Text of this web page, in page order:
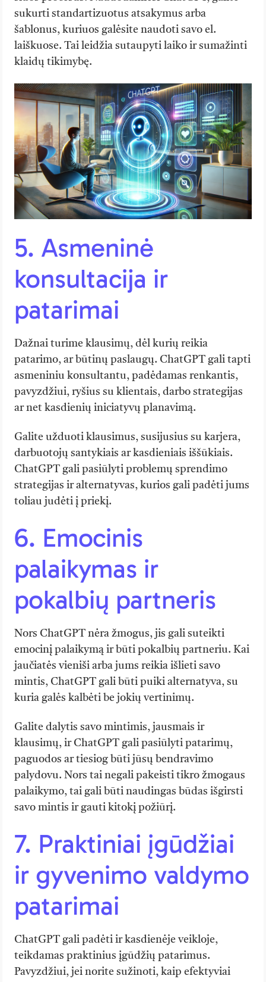
sukurti standartizuotus atsakymus arba
šablonus, kuriuos galėsite naudoti savo el.
laiškuose. Tai leidžia sutaupyti laiko ir sumažinti
klaidų tikimybę.
5. Asmeninė
konsultacija ir
patarimai
Dažnai turime klausimų, dėl kurių reikia
patarimo, ar būtinų paslaugų. ChatGPT gali tapti
asmeniniu konsultantu, padėdamas renkantis,
pavyzdžiui, ryšius su klientais, darbo strategijas
ar net kasdienių iniciatyvų planavimą.
Galite užduoti klausimus, susijusius su karjera,
darbuotojų santykiais ar kasdieniais iššūkiais.
ChatGPT gali pasiūlyti problemų sprendimo
strategijas ir alternatyvas, kurios gali padėti jums
toliau judėti į priekį.
6. Emocinis
palaikymas ir
pokalbių partneris
Nors ChatGPT nėra žmogus, jis gali suteikti
emocinį palaikymą ir būti pokalbių partneriu. Kai
jaučiatės vieniši arba jums reikia išlieti savo
mintis, ChatGPT gali būti puiki alternatyva, su
kuria galės kalbėti be jokių vertinimų.
Galite dalytis savo mintimis, jausmais ir
klausimų, ir ChatGPT gali pasiūlyti patarimų,
paguodos ar tiesiog būti jūsų bendravimo
palydovu. Nors tai negali pakeisti tikro žmogaus
palaikymo, tai gali būti naudingas būdas išgirsti
savo mintis ir gauti kitokį požiūrį.
7. Praktiniai įgūdžiai
ir gyvenimo valdymo
patarimai
ChatGPT gali padėti ir kasdienėje veikloje,
teikdamas praktinius įgūdžių patarimus.
Pavyzdžiui, jei norite sužinoti, kaip efektyviai